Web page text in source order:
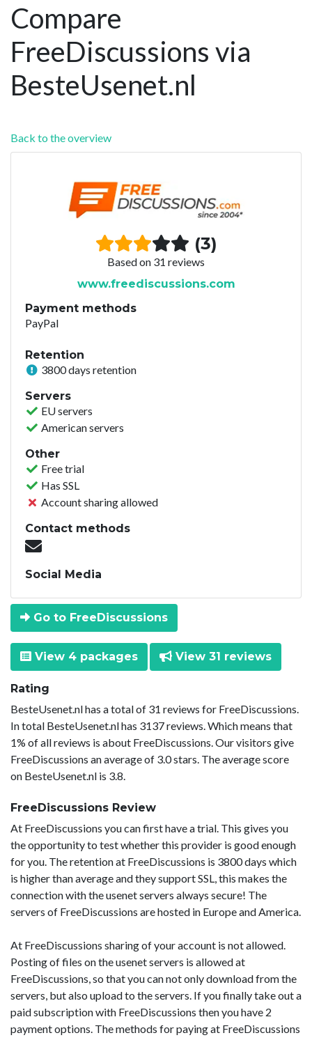
Compare
FreeDiscussions via
BesteUsenet.nl
Back to the overview
(3)
Based on 31 reviews
www.freediscussions.com
Payment methods
PayPal
Retention
3800 days retention
Servers
EU servers
American servers
Other
Free trial
Has SSL
Account sharing allowed
Contact methods
Social Media
Go to FreeDiscussions
View 4 packages View 31 reviews
Rating
BesteUsenet.nl has a total of 31 reviews for FreeDiscussions.
In total BesteUsenet.nl has 3137 reviews. Which means that
1% of all reviews is about FreeDiscussions. Our visitors give
FreeDiscussions an average of 3.0 stars. The average score
on BesteUsenet.nl is 3.8.
FreeDiscussions Review
At FreeDiscussions you can first have a trial. This gives you
the opportunity to test whether this provider is good enough
for you. The retention at FreeDiscussions is 3800 days which
is higher than average and they support SSL, this makes the
connection with the usenet servers always secure! The
servers of FreeDiscussions are hosted in Europe and America.
At FreeDiscussions sharing of your account is not allowed.
Posting of files on the usenet servers is allowed at
FreeDiscussions, so that you can not only download from the
servers, but also upload to the servers. If you finally take out a
paid subscription with FreeDiscussions then you have 2
payment options. The methods for paying at FreeDiscussions